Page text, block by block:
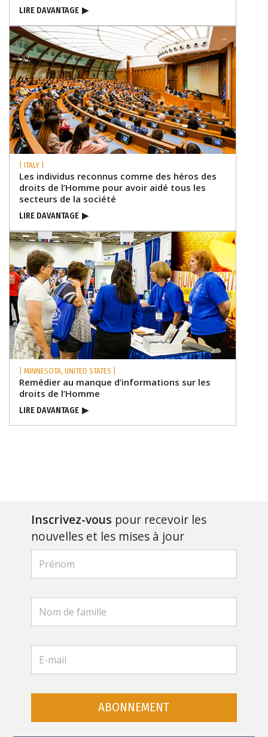
LIRE DAVANTAGE ▶
| ITALY |
Les individus reconnus comme des héros des
droits de l’Homme pour avoir aidé tous les
secteurs de la société
LIRE DAVANTAGE ▶
| MINNESOTA, UNITED STATES |
Remédier au manque d’informations sur les
droits de l’Homme
LIRE DAVANTAGE ▶
Inscrivez-vous pour recevoir les
nouvelles et les mises à jour
ABONNEMENT